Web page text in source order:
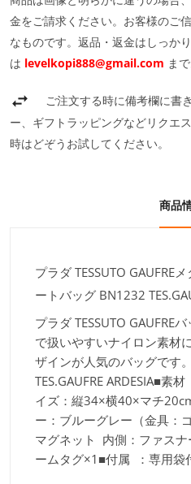
金をご請求ください。お客様のご
なものです。返品・返金はしっか
は levelkopi888@gmail.com ま
ご注文する時に備考欄に書
ー、ギフトラッピングなどリクエ
時はどぞうお試してください。
商品
プラダ TESSUTO GAUFRE
ートバッグ BN1232
プラダ TESSUTO GAUFRE
で扱いやすいナイロン素材
ザインが人気のバッグです
TES.GAUFRE ARDESIA■素
イズ：縦34×横40×マチ
ー：ブルーグレー（金具：
マグネット 内側：ファス
ームタグ×1■付属 ：専用袋